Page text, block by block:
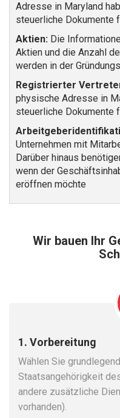
Adresse in Maryland
steuerliche Dokumente
Aktien: Die
Aktien und die Anzahl
werden in der
Registrierter
physische Adresse in
steuerliche Dokumente
Unternehmen mit
Darüber hinaus
wenn der
eröffnen möchte
Wir bauen Ihr
1. Vorbereitung
Wählen Sie
Staatsangehörigkeit
andere zusätzliche
vorhanden).